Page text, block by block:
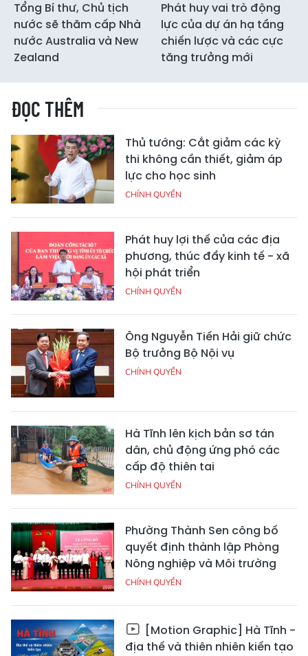
Tổng Bí thư, Chủ tịch
nước sẽ thăm cấp Nhà
nước Australia và New
Zealand
Phát huy vai trò động
lực của dự án hạ tầng
chiến lược và các cực
tăng trưởng mới
ĐỌC THÊM
Thủ tướng: Cắt giảm các kỳ
thi không cần thiết, giảm áp
lực cho học sinh
CHÍNH QUYỀN
Phát huy lợi thế của các địa
phương, thúc đẩy kinh tế - xã
hội phát triển
CHÍNH QUYỀN
Ông Nguyễn Tiến Hải giữ chức
Bộ trưởng Bộ Nội vụ
CHÍNH QUYỀN
Hà Tĩnh lên kịch bản sơ tán
dân, chủ động ứng phó các
cấp độ thiên tai
CHÍNH QUYỀN
Phường Thành Sen công bố
quyết định thành lập Phòng
Nông nghiệp và Môi trường
CHÍNH QUYỀN
[Motion Graphic] Hà Tĩnh -
địa thế và thiên nhiên kiến tạo